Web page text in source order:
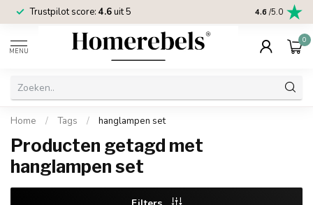
Trustpilot score: 4.6uit 5 2 jaar
4.6 /5.0
MENU
0
Home / Tags / hanglampen set
Producten getagd met
hanglampen set